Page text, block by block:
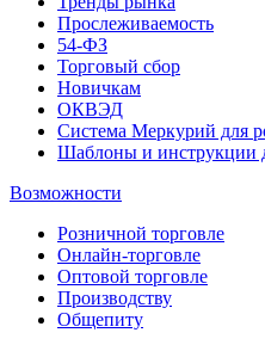
Прослеживаемость
54-ФЗ
Торговый сбор
Новичкам
ОКВЭД
Система Меркурий для
Шаблоны и инструкции
Возможности
Розничной торговле
Онлайн-торговле
Оптовой торговле
Производству
Общепиту